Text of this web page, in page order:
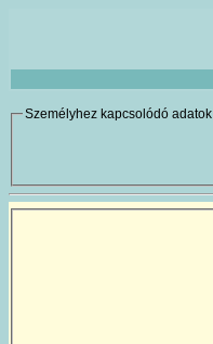
Személyhez kapcsolódó adatok